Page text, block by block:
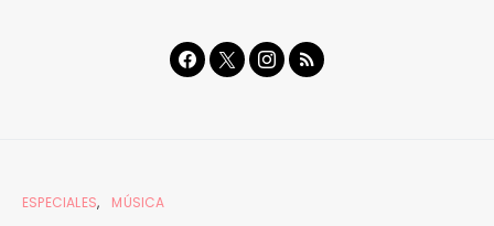
ESPECIALES MÚSICA